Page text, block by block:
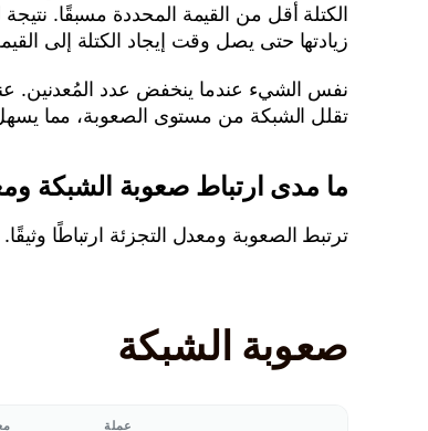
الكتلة أقل من القيمة المحددة مسبقًا.
زيادتها حتى يصل وقت إيجاد الكتلة إلى
نفس الشيء عندما ينخفض عدد المُعدنين.
تقلل الشبكة من مستوى الصعوبة، مما
ما مدى ارتباط صعوبة الشبكة
ترتبط الصعوبة ومعدل التجزئة ارتباطًا
صعوبة الشبكة
عملة